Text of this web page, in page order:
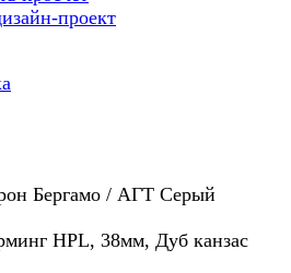
проект
Бергамо / АГТ Серый
HPL, 38мм, Дуб канзас